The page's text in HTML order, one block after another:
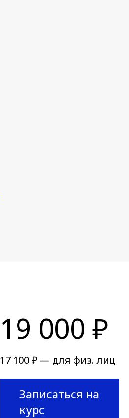
19 000 ₽
17 100 ₽ — для физ. лиц
Записаться на
курс